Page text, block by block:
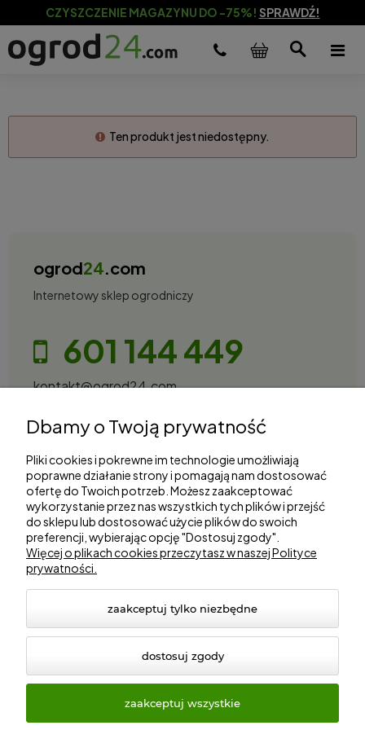
CZYSZCZENIE MAGAZYNU DO -75%! SPRAWDŹ!
Ten produkt jest niedostępny.
ogrod24.com
Internetowy sklep ogrodniczy
601 144 449
kontakt@ogrod24.com
Gorzowska 27, 66-530 Trzebicz
Zakupy
Informacje
Marki
© 2026 ogrod24.com. Wszelkie prawa zastrzeżone.
Dbamy o Twoją prywatność
Pliki cookies i pokrewne im technologie umożliwiają
poprawne działanie strony i pomagają nam dostosować
ofertę do Twoich potrzeb. Możesz zaakceptować
wykorzystanie przez nas wszystkich tych plików i przejść
do sklepu lub dostosować użycie plików do swoich
preferencji, wybierając opcję "Dostosuj zgody".
Więcej o plikach cookies przeczytasz w naszej Polityce
prywatności.
zaakceptuj tylko niezbędne
dostosuj zgody
zaakceptuj wszystkie